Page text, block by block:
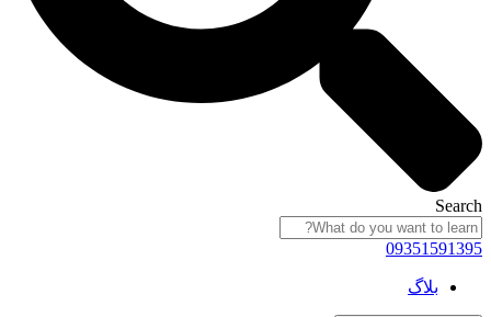
Search
09351591395
بلاگ